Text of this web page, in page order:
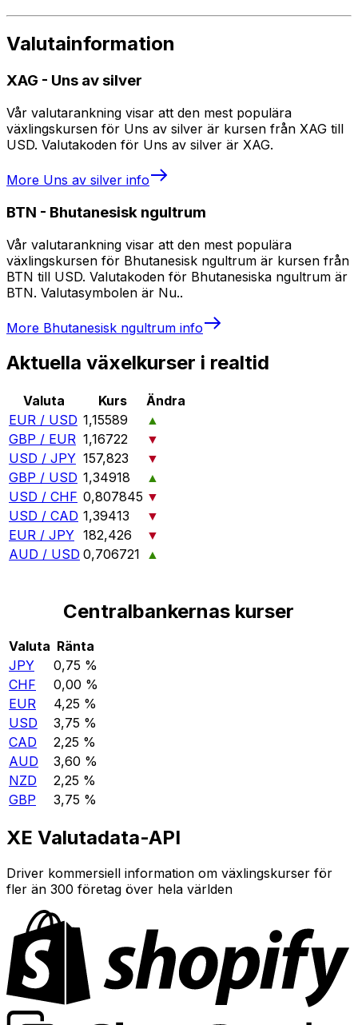
Valutainformation
XAG - Uns av silver
Vår valutarankning visar att den mest populära
växlingskursen för Uns av silver är kursen från XAG till
USD. Valutakoden för Uns av silver är XAG.
More Uns av silver info
BTN - Bhutanesisk ngultrum
Vår valutarankning visar att den mest populära
växlingskursen för Bhutanesisk ngultrum är kursen från
BTN till USD. Valutakoden för Bhutanesiska ngultrum är
BTN. Valutasymbolen är Nu..
More Bhutanesisk ngultrum info
Aktuella växelkurser i realtid
Valuta Kurs
Ändra
EUR / USD 1,15589
▲
GBP / EUR 1,16722
▼
USD / JPY 157,823
▼
GBP / USD 1,34918
▲
USD / CHF 0,807845 ▼
USD / CAD 1,39413
▼
EUR / JPY 182,426
▼
AUD / USD 0,706721 ▲
Centralbankernas kurser
Valuta Ränta
JPY
0,75 %
CHF
0,00 %
EUR
4,25 %
USD
3,75 %
CAD
2,25 %
AUD
3,60 %
NZD
2,25 %
GBP
3,75 %
XE Valutadata-API
Driver kommersiell information om växlingskurser för
fler än 300 företag över hela världen